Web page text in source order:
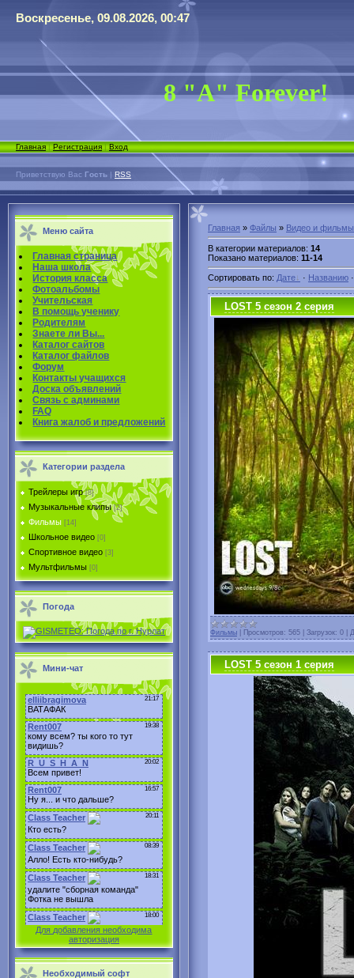
Воскресенье, 09.08.2026, 00:47
8 "А" Forever!
Главная|Регистрация|Вход
Приветствую Вас Гость | RSS
Меню сайта
Главная страница
Наша школа
История класса
Фотоальбомы
Учительская
В помощь ученику
Родителям
Знаете ли Вы...
Каталог сайтов
Каталог файлов
Форум
Контакты учащихся
Доска объявлений
Связь с админами
FAQ
Книга жалоб и предложений
Категории раздела
Трейлеры игр [8]
Музыкальные клипы [2]
Фильмы [14]
Школьное видео [0]
Спортивное видео [3]
Мультфильмы [0]
Погода
Мини-чат
Для добавления необходима
авторизация
Необходимый софт
Главная » Файлы » Видео и фильмы
В категории материалов: 14
Показано материалов: 11-14
Сортировать по: Дате · Названию
LOST 5 сезон 2 серия
Фильмы Просмотров: 565 Загрузок: 0
LOST 5 сезон 1 серия